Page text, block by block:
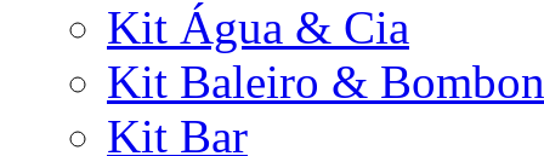
Kit Água & Cia
Kit Baleiro &
Kit Bar